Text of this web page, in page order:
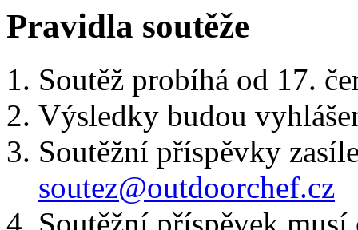
Pravidla soutěže
Soutěž probíhá od 17.
Výsledky budou
Soutěžní příspěvky
soutez@outdoorchef.cz